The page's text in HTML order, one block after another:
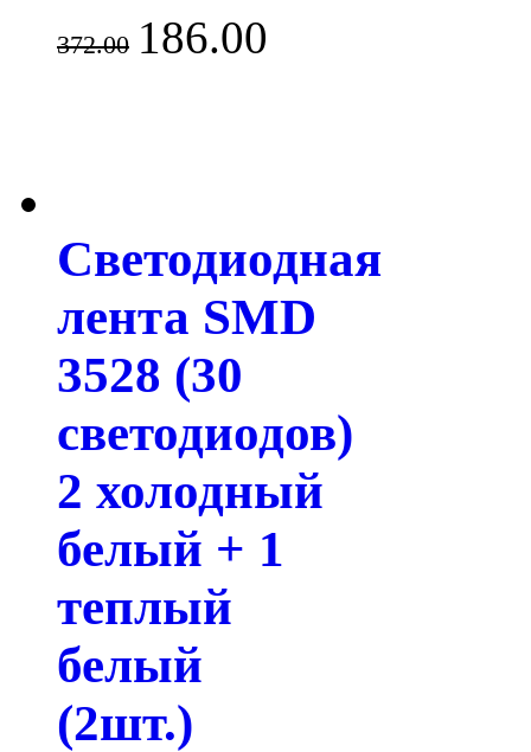
372.00 186.00
Светодиодная
лента SMD
3528 (30
светодиодов)
2 холодный
белый + 1
теплый
белый
(2шт.)